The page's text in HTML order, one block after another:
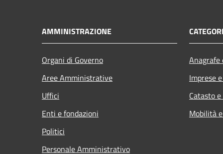
AMMINISTRAZIONE
Organi di Governo
Aree Amministrative
Uffici
Enti e fondazioni
Politici
Personale Amministrativo
Imprese
Catasto
Mobilità